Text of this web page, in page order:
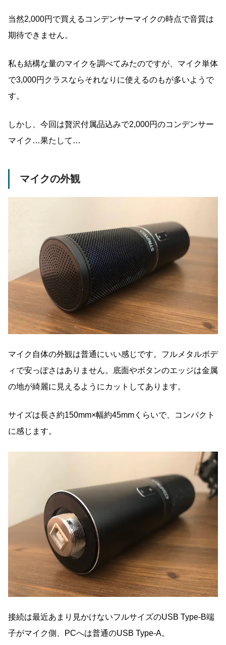
当然2,000円で買えるコンデンサーマイクの時点で音質は
期待できません。
私も結構な量のマイクを調べてみたのですが、マイク単体
で3,000円クラスならそれなりに使えるのもが多いようで
す。
しかし、今回は贅沢付属品込みで2,000円のコンデンサー
マイク…果たして…
マイクの外観
マイク自体の外観は普通にいい感じです。フルメタルボデ
ィで安っぽさはありません。底面やボタンのエッジは金属
の地が綺麗に見えるようにカットしてあります。
サイズは長さ約150mm×幅約45mmくらいで、コンパクト
に感じます。
接続は最近あまり見かけないフルサイズのUSB Type-B端
子がマイク側、PCへは普通のUSB Type-A。